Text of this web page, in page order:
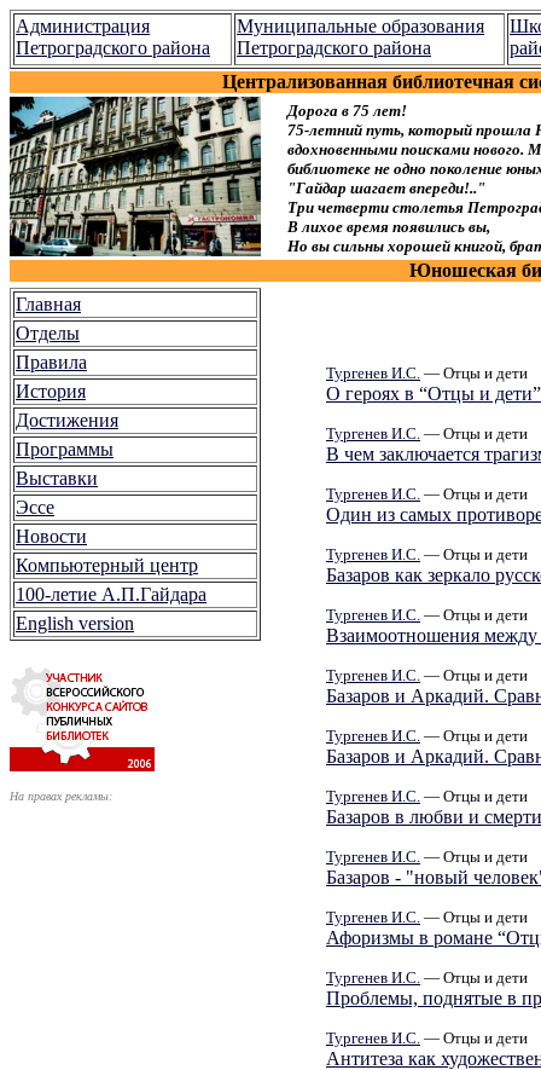
Администрация
Петроградского района
Муниципальные образования
Петроградского района
Дорога в 75 лет!
75-летний путь, который
вдохновенными поисками нового.
библиотеке не одно поколение
"Гайдар шагает впереди!.."
Три четверти столетья
В лихое время появились вы,
Но вы сильны хорошей книгой,
Централизованная библиотечная
Главная
Отделы
Правила
История
Достижения
Программы
Выставки
Эссе
Новости
Компьютерный центр
100-летие А.П.Гайдара
English version
На правах рекламы:
Тургенев И.С. — Отцы и дети
О героях в “Отцы и дети”
Тургенев И.С. — Отцы и дети
В чем заключается
Тургенев И.С. — Отцы и дети
Один из самых
Тургенев И.С. — Отцы и дети
Базаров как зеркало
Тургенев И.С. — Отцы и дети
Взаимоотношения
Тургенев И.С. — Отцы и дети
Базаров и Аркадий.
Тургенев И.С. — Отцы и дети
Базаров и Аркадий.
Тургенев И.С. — Отцы и дети
Базаров в любви и смерти
Тургенев И.С. — Отцы и дети
Базаров - "новый
Тургенев И.С. — Отцы и дети
Афоризмы в романе
Тургенев И.С. — Отцы и дети
Проблемы, поднятые в
Тургенев И.С. — Отцы и дети
Антитеза как
Юношеская